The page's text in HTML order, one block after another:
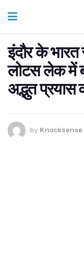
इंदौर के
लोटस लेक में
अद्भुत प्रयास
by Knocksense